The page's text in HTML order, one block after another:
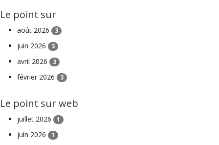
Le point sur
août 2026 3
juin 2026 3
avril 2026 3
février 2026 3
Le point sur web
juillet 2026 1
juin 2026 1